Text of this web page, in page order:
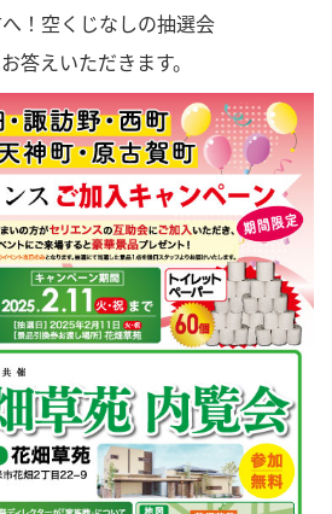
！空くじなしの抽選会
答えいただきます。